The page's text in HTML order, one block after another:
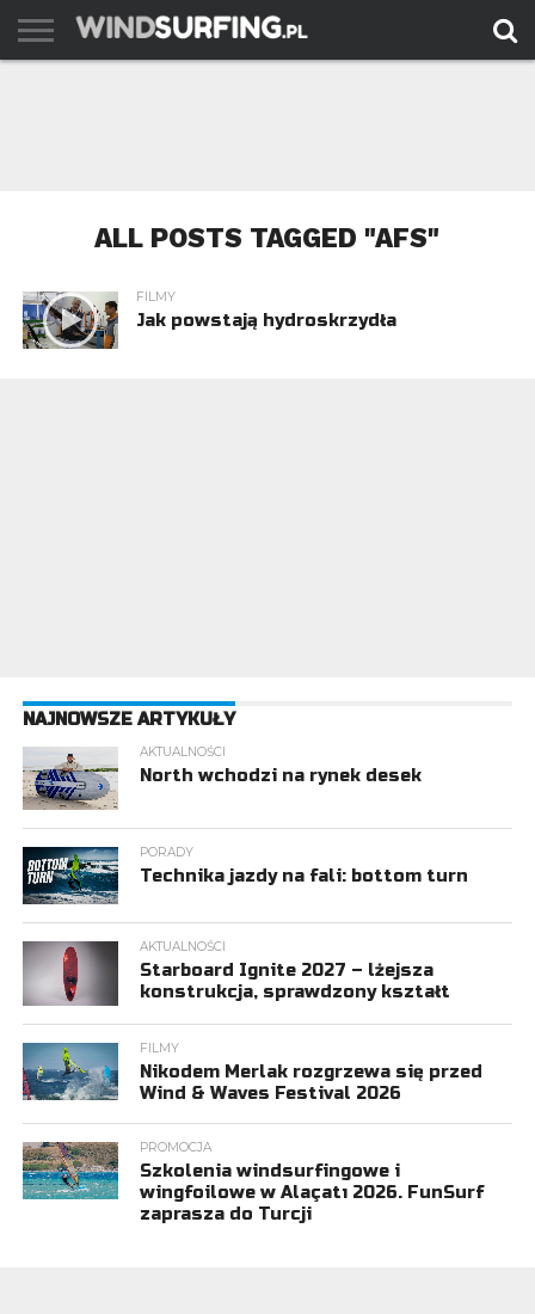
ALL POSTS TAGGED "AFS"
FILMY
Jak powstają hydroskrzydła
NAJNOWSZE ARTYKUŁY
AKTUALNOŚCI
North wchodzi na rynek desek
PORADY
Technika jazdy na fali: bottom turn
AKTUALNOŚCI
Starboard Ignite 2027 – lżejsza
konstrukcja, sprawdzony kształt
FILMY
Nikodem Merlak rozgrzewa się przed
Wind & Waves Festival 2026
PROMOCJA
Szkolenia windsurfingowe i
wingfoilowe w Alaçatı 2026. FunSurf
zaprasza do Turcji